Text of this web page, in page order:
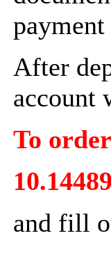
After
account
To
and fill